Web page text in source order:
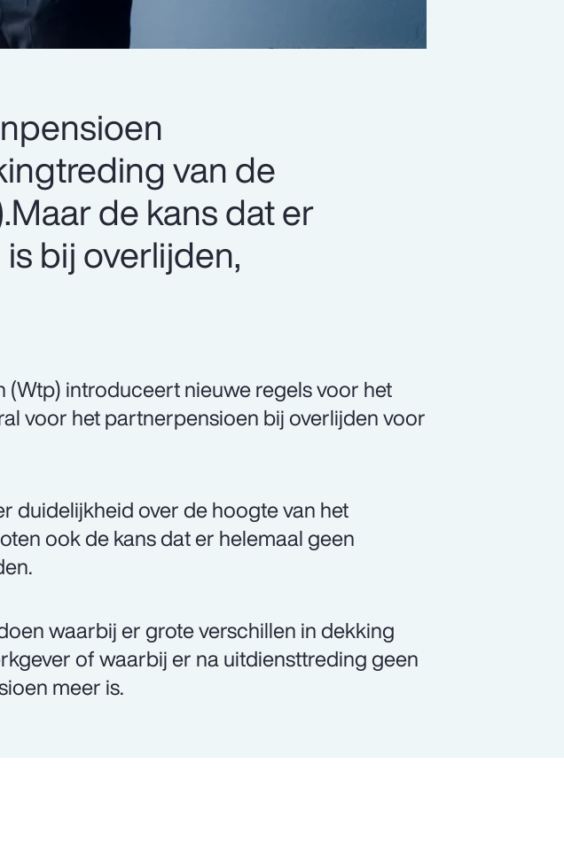
van de
de kans dat er
bij overlijden,
(Wtp) introduceert nieuwe regels voor het
voor het partnerpensioen bij overlijden voor
duidelijkheid over de hoogte van het
ook de kans dat er helemaal geen
waarbij er grote verschillen in dekking
of waarbij er na uitdiensttreding geen
meer is.